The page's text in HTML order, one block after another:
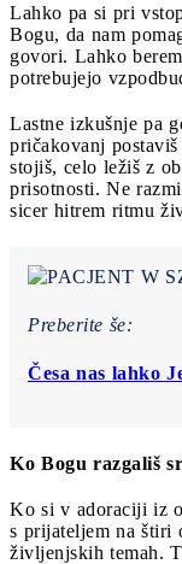
Lahko pa si pri
Bogu, da nam
govori. Lahko
potrebujejo
Lastne izkušnje pa
pričakovanj
stojiš, celo ležiš z
prisotnosti. Ne
sicer hitrem ritmu
Preberite še:
Česa nas lahko
Ko Bogu razgališ
Ko si v adoraciji iz
s prijateljem na štiri
življenjskih temah.